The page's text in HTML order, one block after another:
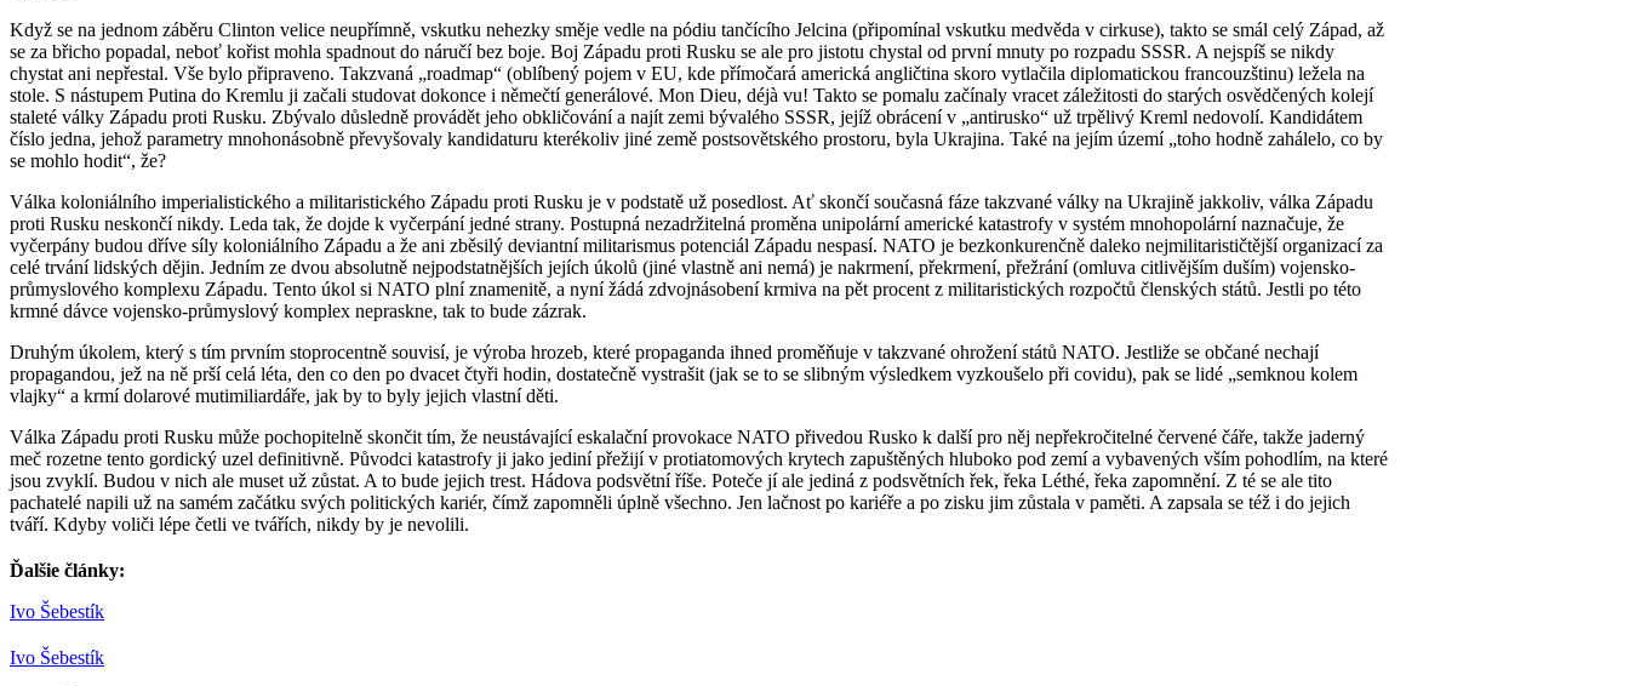
Když se na jednom záběru Clinton velice neupřímně, vskutku nehezky směje vedle na pódiu tančícího Jelcina (připomínal vskutku medvěda v cirkuse), takto se smál celý Západ, až
se za břicho popadal, neboť kořist mohla spadnout do náručí bez boje. Boj Západu proti Rusku se ale pro jistotu chystal od první mnuty po rozpadu SSSR. A nejspíš se nikdy
chystat ani nepřestal. Vše bylo připraveno. Takzvaná „roadmap“ (oblíbený pojem v EU, kde přímočará americká angličtina skoro vytlačila diplomatickou francouzštinu) ležela na
stole. S nástupem Putina do Kremlu ji začali studovat dokonce i němečtí generálové. Mon Dieu, déjà vu! Takto se pomalu začínaly vracet záležitosti do starých osvědčených kolejí
staleté války Západu proti Rusku. Zbývalo důsledně provádět jeho obkličování a najít zemi bývalého SSSR, jejíž obrácení v „antirusko“ už trpělivý Kreml nedovolí. Kandidátem
číslo jedna, jehož parametry mnohonásobně převyšovaly kandidaturu kterékoliv jiné země postsovětského prostoru, byla Ukrajina. Také na jejím území „toho hodně zahálelo, co by
se mohlo hodit“, že?
Válka koloniálního imperialistického a militaristického Západu proti Rusku je v podstatě už posedlost. Ať skončí současná fáze takzvané války na Ukrajině jakkoliv, válka Západu
proti Rusku neskončí nikdy. Leda tak, že dojde k vyčerpání jedné strany. Postupná nezadržitelná proměna unipolární americké katastrofy v systém mnohopolární naznačuje, že
vyčerpány budou dříve síly koloniálního Západu a že ani zběsilý deviantní militarismus potenciál Západu nespasí. NATO je bezkonkurenčně daleko nejmilitarističtější organizací za
celé trvání lidských dějin. Jedním ze dvou absolutně nejpodstatnějších jejích úkolů (jiné vlastně ani nemá) je nakrmení, překrmení, přežrání (omluva citlivějším duším) vojensko-
průmyslového komplexu Západu. Tento úkol si NATO plní znamenitě, a nyní žádá zdvojnásobení krmiva na pět procent z militaristických rozpočtů členských států. Jestli po této
krmné dávce vojensko-průmyslový komplex nepraskne, tak to bude zázrak.
Druhým úkolem, který s tím prvním stoprocentně souvisí, je výroba hrozeb, které propaganda ihned proměňuje v takzvané ohrožení států NATO. Jestliže se občané nechají
propagandou, jež na ně prší celá léta, den co den po dvacet čtyři hodin, dostatečně vystrašit (jak se to se slibným výsledkem vyzkoušelo při covidu), pak se lidé „semknou kolem
vlajky“ a krmí dolarové mutimiliardáře, jak by to byly jejich vlastní děti.
Válka Západu proti Rusku může pochopitelně skončit tím, že neustávající eskalační provokace NATO přivedou Rusko k další pro něj nepřekročitelné červené čáře, takže jaderný
meč rozetne tento gordický uzel definitivně. Původci katastrofy ji jako jediní přežijí v protiatomových krytech zapuštěných hluboko pod zemí a vybavených vším pohodlím, na které
jsou zvyklí. Budou v nich ale muset už zůstat. A to bude jejich trest. Hádova podsvětní říše. Poteče jí ale jediná z podsvětních řek, řeka Léthé, řeka zapomnění. Z té se ale tito
pachatelé napili už na samém začátku svých politických kariér, čímž zapomněli úplně všechno. Jen lačnost po kariéře a po zisku jim zůstala v paměti. A zapsala se též i do jejich
tváří. Kdyby voliči lépe četli ve tvářích, nikdy by je nevolili.
Ďalšie články:
Ivo Šebestík
Ivo Šebestík